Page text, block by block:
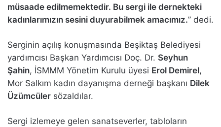
müsaade edilmemektedir. Bu sergi ile dernekteki
kadınlarımızın sesini duyurabilmek amacımız.” dedi.
Serginin açılış konuşmasında Beşiktaş Belediyesi
yardımcısı Başkan Yardımcısı Doç. Dr. Seyhun
Şahin, İSMMM Yönetim Kurulu üyesi Erol Demirel,
Mor Salkım kadın dayanışma derneği başkanı Dilek
Üzümcüler sözaldılar.
Sergi izlemeye gelen sanatseverler, tabloların